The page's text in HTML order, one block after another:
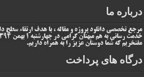
درباره ما
مرجع تخصصی دانلود پروژه و مقاله ، با هدف ارتقاء سطح
مفتخریم که شما دوستان عزیز را به همراه داریم.
درگاه های پرداخت